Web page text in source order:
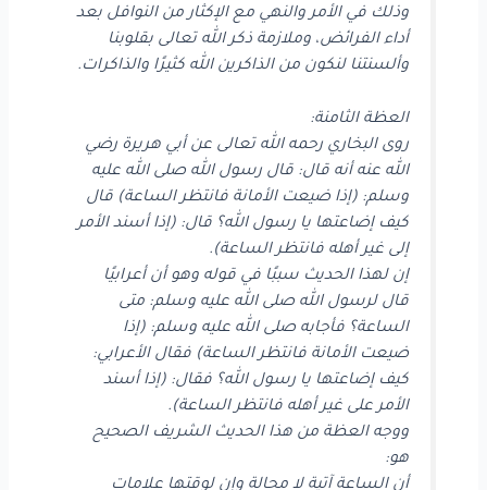
وذلك في الأمر والنهي مع الإكثار من النوافل بعد
أداء الفرائض، وملازمة ذكر الله تعالى بقلوبنا
وألسنتنا لنكون من الذاكرين الله كثيرًا والذاكرات.
العظة الثامنة:
روى البخاري رحمه الله تعالى عن أبي هريرة رضي
الله عنه أنه قال: قال رسول الله صلى الله عليه
وسلم: (إذا ضيعت الأمانة فانتظر الساعة) قال
كيف إضاعتها يا رسول الله؟ قال: (إذا أسند الأمر
إلى غير أهله فانتظر الساعة).
إن لهذا الحديث سببًا في قوله وهو أن أعرابيًا
قال لرسول الله صلى الله عليه وسلم: متى
الساعة؟ فأجابه صلى الله عليه وسلم: (إذا
ضيعت الأمانة فانتظر الساعة) فقال الأعرابي:
كيف إضاعتها يا رسول الله؟ فقال: (إذا أسند
الأمر على غير أهله فانتظر الساعة).
ووجه العظة من هذا الحديث الشريف الصحيح
هو:
أن الساعة آتية لا محالة وإن لوقتها علامات